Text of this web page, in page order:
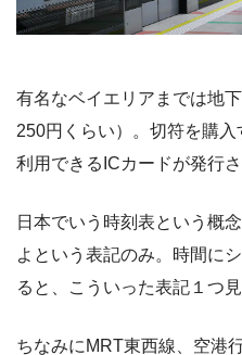
有名なベイエリアまでは地
250円くらい）。切符を購
利用できるICカードが発行さ
日本でいう時刻表という概
よという表記のみ。時間に
ると、こういった表記１つ
ちなみにMRT東西線、空港